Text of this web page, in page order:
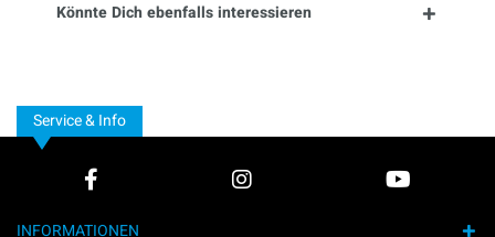
Könnte Dich ebenfalls interessieren
Service & Info
INFORMATIONEN